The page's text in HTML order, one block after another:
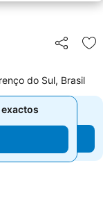
Compartir
do Sul, Brasil